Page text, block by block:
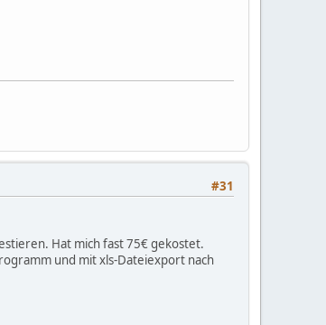
#31
Hat mich fast 75€ gekostet.
und mit xls-Dateiexport nach